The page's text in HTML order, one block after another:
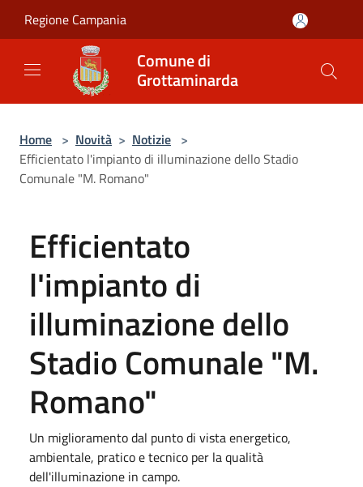
Regione Campania
Comune di
Grottaminarda
Home > Novità > Notizie >
Efficientato l'impianto di illuminazione dello Stadio
Comunale "M. Romano"
Efficientato
l'impianto di
illuminazione dello
Stadio Comunale "M.
Romano"
Un miglioramento dal punto di vista energetico,
ambientale, pratico e tecnico per la qualità
dell'illuminazione in campo.